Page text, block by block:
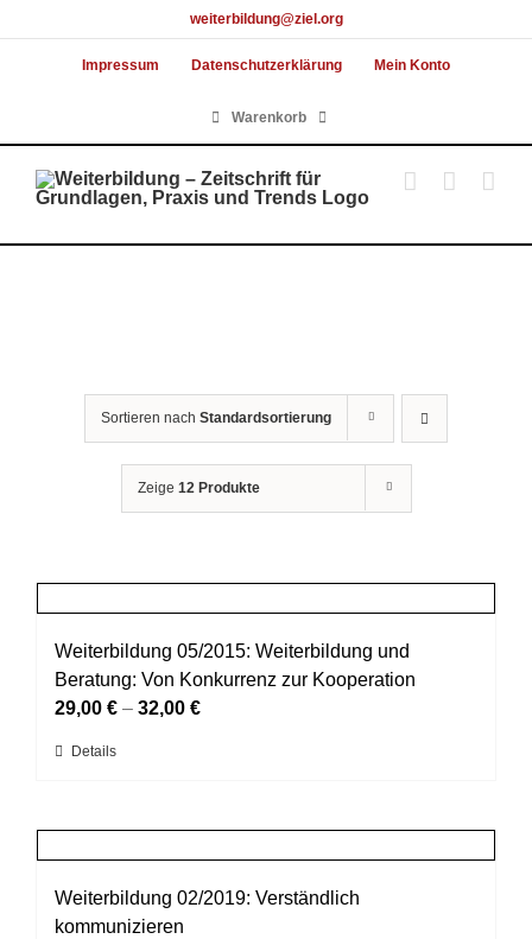
to
weiterbildung@ziel.org
Impressum Datenschutzerklärung Mein Konto
Warenkorb
Sortieren nach Standardsortierung
Zeige 12 Produkte
Weiterbildung 05/2015: Weiterbildung und
Beratung: Von Konkurrenz zur Kooperation
29,00 € – 32,00 €
Dieses
Varianten
auf.
Die
Details
Weiterbildung 02/2019: Verständlich
kommunizieren